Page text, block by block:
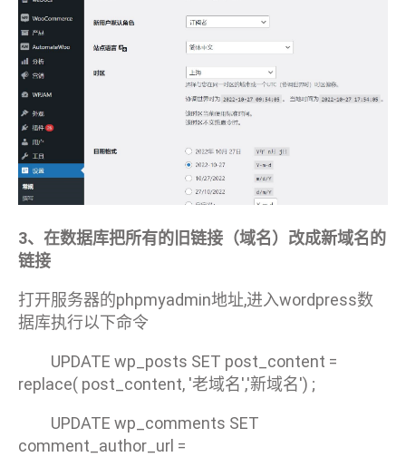
3、在数据库把所有的旧链接（域名）改成新域名的
链接
打开服务器的phpmyadmin地址,进入wordpress数
据库执行以下命令
UPDATE wp_posts SET post_content =
replace( post_content, '老域名','新域名') ;
UPDATE wp_comments SET
comment_author_url =